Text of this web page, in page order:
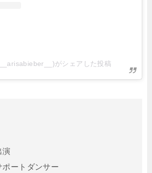
がシェアした投稿
演
ートダンサー